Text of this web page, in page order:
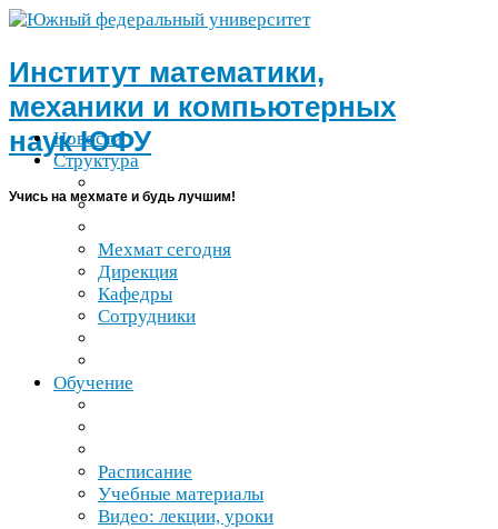
Институт математики,
механики и компьютерных
наукЮФУ
Учись на мехмате и будь лучшим!
Новости
Структура
Мехмат сегодня
Дирекция
Кафедры
Сотрудники
Обучение
Расписание
Учебные материалы
Видео: лекции, уроки